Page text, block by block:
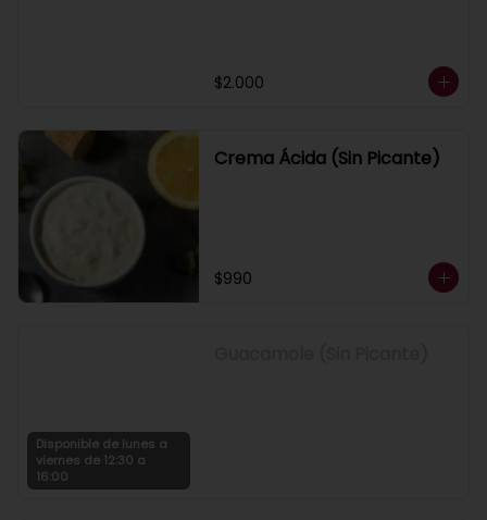
$2.000
Crema Ácida (Sin Picante)
$990
Disponible de lunes a
viernes de 12:30 a
16:00